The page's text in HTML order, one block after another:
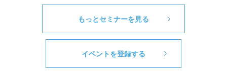
もっとセミナーを見る
イベントを登録する